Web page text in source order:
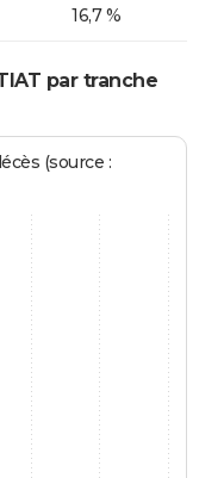
16,7 %
par tranche
(source :